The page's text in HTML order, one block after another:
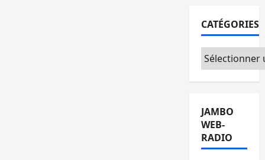
CATÉGORIES
Catégories
JAMBO
WEB-
RADIO